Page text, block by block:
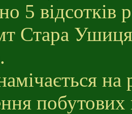
5 відсотків
Стара Ушиця
на
побутових